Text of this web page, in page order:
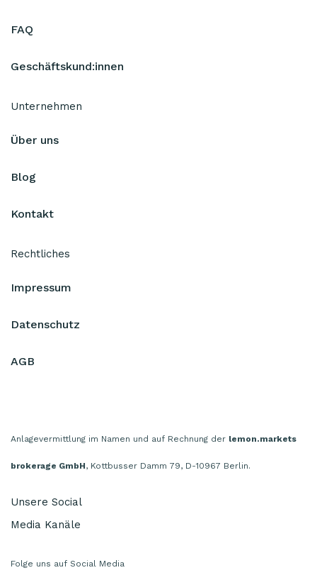
FAQ
Geschäftskund:innen
Unternehmen
Über uns
Blog
Kontakt
Rechtliches
Impressum
Datenschutz
AGB
Anlagevermittlung im Namen und auf Rechnung der lemon.markets
brokerage GmbH, Kottbusser Damm 79, D-10967 Berlin.
Unsere Social
Media Kanäle
Folge uns auf Social Media